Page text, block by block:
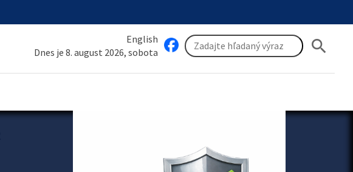
English
Dnes je 8. august 2026, sobota
search